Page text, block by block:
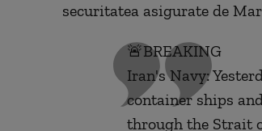
securitatea asigurate de
🚨BREAKING
Iran's Navy:
container ships
through the Strait